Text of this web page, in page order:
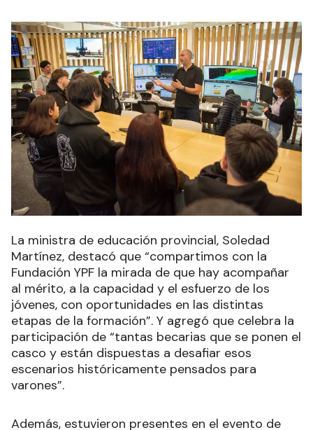
La ministra de educación provincial, Soledad
Martínez, destacó que “compartimos con la
Fundación YPF la mirada de que hay acompañar
al mérito, a la capacidad y el esfuerzo de los
jóvenes, con oportunidades en las distintas
etapas de la formación”. Y agregó que celebra la
participación de “tantas becarias que se ponen el
casco y están dispuestas a desafiar esos
escenarios históricamente pensados para
varones”.
Además, estuvieron presentes en el evento de